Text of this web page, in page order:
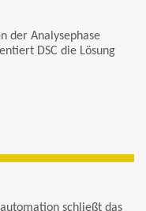
der Analysephase
DSC die Lösung
schließt das